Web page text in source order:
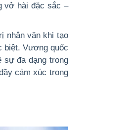
vở hài đặc sắc –
nhân văn khi tạo
biệt. Vương quốc
sự đa dạng trong
cảm xúc trong